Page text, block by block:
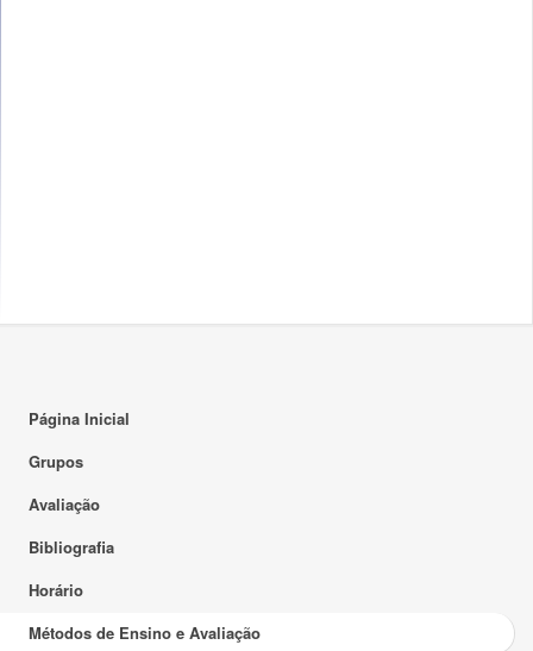
Página Inicial
Grupos
Avaliação
Bibliografia
Horário
Métodos de Ensino e Avaliação